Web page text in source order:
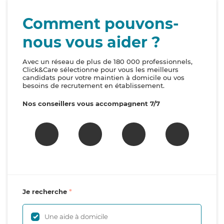
Comment pouvons-
nous vous aider ?
Avec un réseau de plus de 180 000 professionnels,
Click&Care sélectionne pour vous les meilleurs
candidats pour votre maintien à domicile ou vos
besoins de recrutement en établissement.
Nos conseillers vous accompagnent 7/7
Je recherche
Une aide à domicile